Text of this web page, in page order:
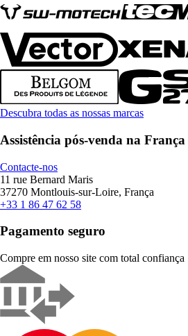
Descubra todas as nossas marcas
Assistência pós-venda na França
Contacte-nos
11 rue Bernard Maris
37270 Montlouis-sur-Loire, França
+33 1 86 47 62 58
Pagamento seguro
Compre em nosso site com total confiança